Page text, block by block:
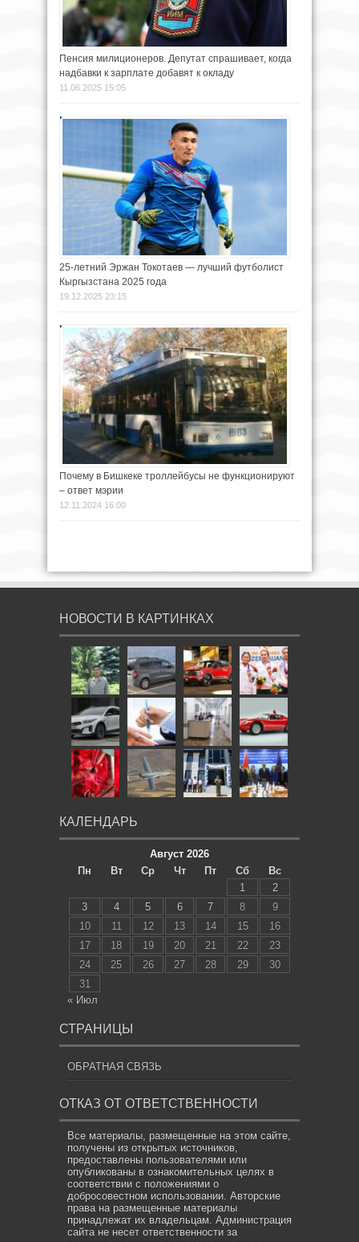
Пенсия милиционеров. Депутат спрашивает, когда
надбавки к зарплате добавят к окладу
11.06.2025 15:05
25-летний Эржан Токотаев — лучший футболист
Кыргызстана 2025 года
19.12.2025 23:15
Почему в Бишкеке троллейбусы не функционируют
– ответ мэрии
12.11.2024 16:00
НОВОСТИ В КАРТИНКАХ
КАЛЕНДАРЬ
Август 2026
Пн
Вт Ср Чт Пт Сб
Вс
1
2
3
4 5 6 7 8
9
10
11 12 13 14 15
16
17
18 19 20 21 22
23
24
25 26 27 28 29
30
31
« Июл
СТРАНИЦЫ
ОБРАТНАЯ СВЯЗЬ
ОТКАЗ ОТ ОТВЕТСТВЕННОСТИ
Все материалы, размещенные на этом сайте,
получены из открытых источников,
предоставлены пользователями или
опубликованы в ознакомительных целях в
соответствии с положениями о
добросовестном использовании. Авторские
права на размещенные материалы
принадлежат их владельцам. Администрация
сайта не несет ответственности за